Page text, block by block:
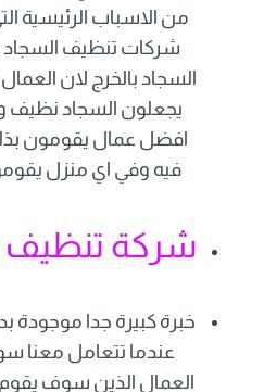
من الاسباب الرئيسية
شركات تنظيف
السجاد بالخرج لان
يجعلون السجاد نظيف و
افضل عمال يقومون
فيه وفي اي منزل
شركة تنظيف
خبرة كبيرة جدا موجودة
عندما تتعامل معنا
العمال الذين سوف